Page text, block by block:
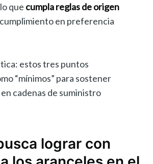
que cumpla reglas de origen
en preferencia
estos tres puntos
“mínimos” para sostener
cadenas de suministro
lograr con